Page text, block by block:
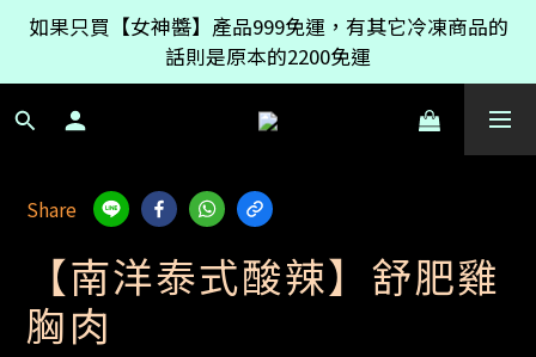
如果只買【女神醬】產品999免運，有其它冷凍商品的
話則是原本的2200免運
如果只買【女神醬】產品999免運，有其它冷凍商品的
話則是原本的2200免運
【點我查看】官網新功能【全館活動時間牆】全館活動
都在這一頁，還有附上時間倒數器
如果只買【女神醬】產品999免運，有其它冷凍商品的
話則是原本的2200免運
Share
【南洋泰式酸辣】舒肥雞
胸肉